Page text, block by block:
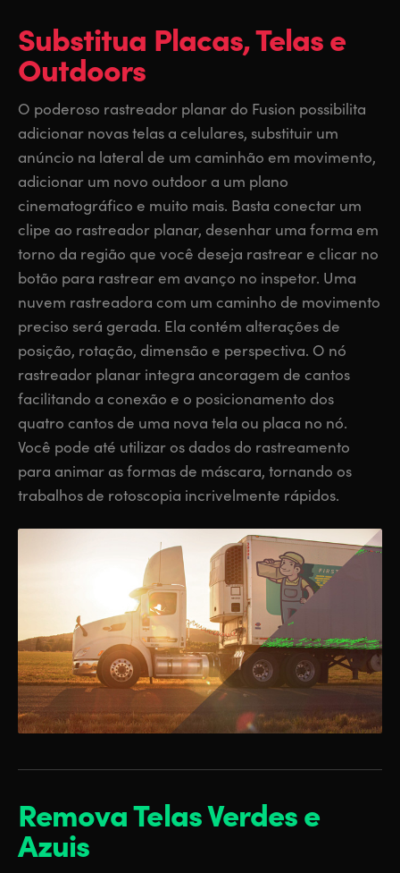
Substitua Placas, Telase
Outdoors
O poderoso rastreador planar do Fusion possibilita
adicionar novas telas a celulares, substituir um
anúncio na lateral de um caminhão em movimento,
adicionar um novo outdoor a um plano
cinematográfico e muito mais. Basta conectar um
clipe ao rastreador planar, desenhar uma forma em
torno da região que você deseja rastrear e clicar no
botão para rastrear em avanço no inspetor. Uma
nuvem rastreadora com um caminho de movimento
preciso será gerada. Ela contém alterações de
posição, rotação, dimensão e perspectiva. O nó
rastreador planar integra ancoragem de cantos
facilitando a conexão e o posicionamento dos
quatro cantos de uma nova tela ou placa no nó.
Você pode até utilizar os dados do rastreamento
para animar as formas de máscara, tornando os
trabalhos de rotoscopia incrivelmente rápidos.
Remova Telas Verdes e
Azuis